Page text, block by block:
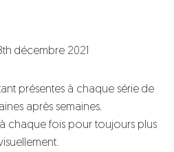
décembre 2021
présentes à chaque série de
après semaines.
chaque fois pour toujours plus